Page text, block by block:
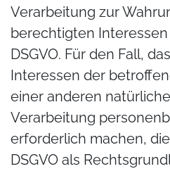
Verarbeitung zur
berechtigten Interessen
DSGVO. Für den Fall,
Interessen der
einer anderen
Verarbeitung
erforderlich machen,
DSGVO als